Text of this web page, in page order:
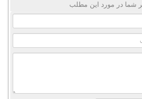
شما در مورد این مطلب